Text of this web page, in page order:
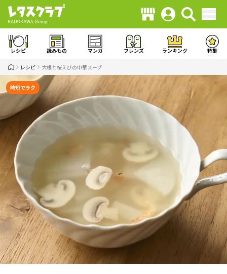
レシピ 読みもの マンガ フレンズ ランキング 特集
レシピ 大根と桜えびの中華スープ
時短でラク